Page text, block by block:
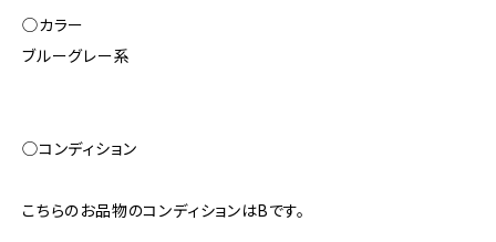
◯カラー
ブルーグレー系
◯コンディション
こちらのお品物のコンディションはBです。